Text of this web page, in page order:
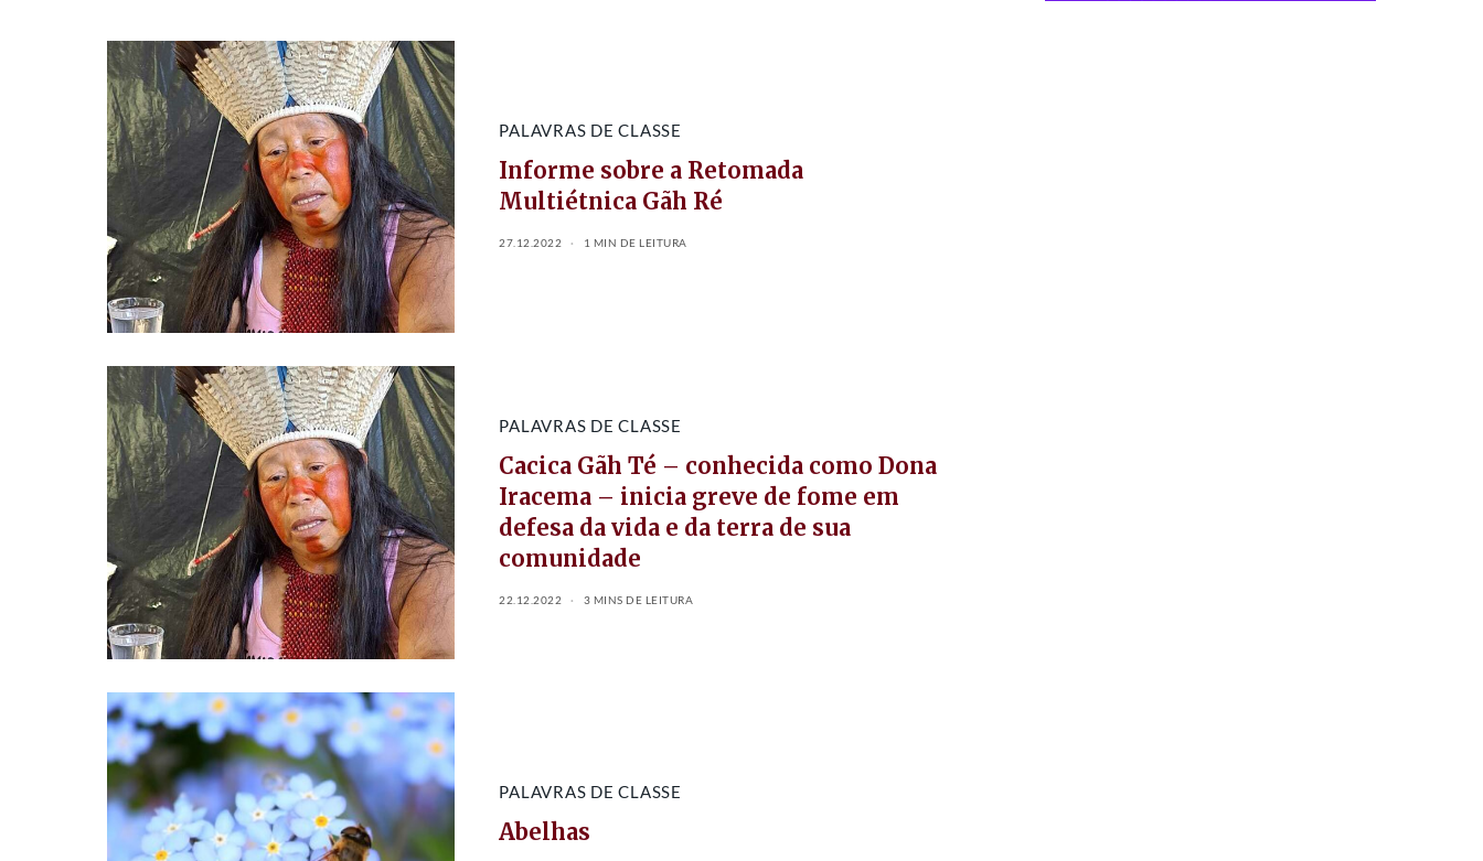
PALAVRAS DE CLASSE
Informe sobre a Retomada
Multiétnica Gãh Ré
27.12.2022 1 MIN DE LEITURA
PALAVRAS DE CLASSE
Cacica Gãh Té – conhecida como Dona
Iracema – inicia greve de fome em
defesa da vida e da terra de sua
comunidade
22.12.2022 3 MINS DE LEITURA
PALAVRAS DE CLASSE
Abelhas